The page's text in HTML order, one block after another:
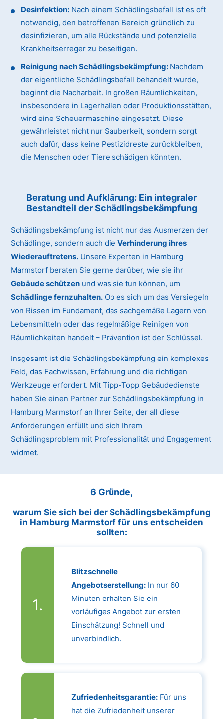
Desinfektion: Nach einem Schädlingsbefall ist es oft
notwendig, den betroffenen Bereich gründlich zu
desinfizieren, um alle Rückstände und potenzielle
Krankheitserreger zu beseitigen.
Reinigung nach Schädlingsbekämpfung: Nachdem
der eigentliche Schädlingsbefall behandelt wurde,
beginnt die Nacharbeit. In großen Räumlichkeiten,
insbesondere in Lagerhallen oder Produktionsstätten,
wird eine Scheuermaschine eingesetzt. Diese
gewährleistet nicht nur Sauberkeit, sondern sorgt
auch dafür, dass keine Pestizidreste zurückbleiben,
die Menschen oder Tiere schädigen könnten.
Beratung und Aufklärung: Ein integraler
Bestandteil der Schädlingsbekämpfung
Schädlingsbekämpfung ist nicht nur das Ausmerzen der
Schädlinge, sondern auch dieVerhinderung ihres
Wiederauftretens. Unsere Experten in Hamburg
Marmstorf beraten Sie gerne darüber, wie sie ihr
Gebäude schützen und was sie tun können, um
Schädlinge fernzuhalten. Ob es sich um das Versiegeln
von Rissen im Fundament, das sachgemäße Lagern von
Lebensmitteln oder das regelmäßige Reinigen von
Räumlichkeiten handelt – Prävention ist der Schlüssel.
Insgesamt ist die Schädlingsbekämpfung ein komplexes
Feld, das Fachwissen, Erfahrung und die richtigen
Werkzeuge erfordert. Mit Tipp-Topp Gebäudedienste
haben Sie einen Partner zur Schädlingsbekämpfung in
Hamburg Marmstorf an Ihrer Seite, der all diese
Anforderungen erfüllt und sich Ihrem
Schädlingsproblem mit Professionalität und Engagement
widmet.
6 Gründe,
warum Sie sich bei der Schädlingsbekämpfung
in Hamburg Marmstorf für uns entscheiden
sollten:
Blitzschnelle
Angebotserstellung:In nur 60
Minuten erhalten Sie ein
vorläufiges Angebot zur ersten
Einschätzung! Schnell und
unverbindlich.
Zufriedenheitsgarantie:Für uns
hat die Zufriedenheit unserer